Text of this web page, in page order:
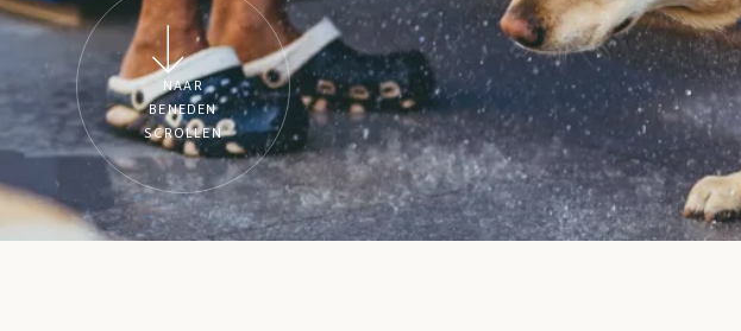
NAAR
BENEDEN
SCROLLEN